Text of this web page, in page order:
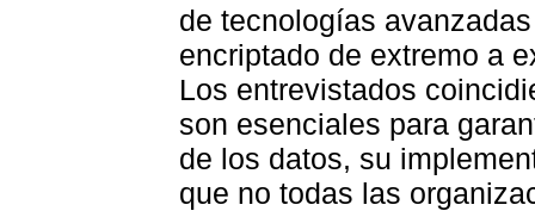
de tecnologías
encriptado de extremo a
Los entrevistados
son esenciales para
de los datos, su
que no todas las